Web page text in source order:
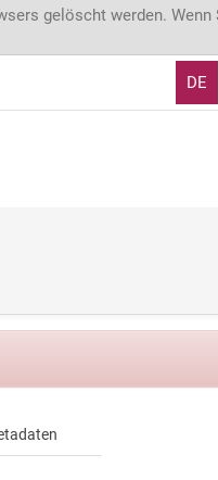
gelöscht werden.
DE